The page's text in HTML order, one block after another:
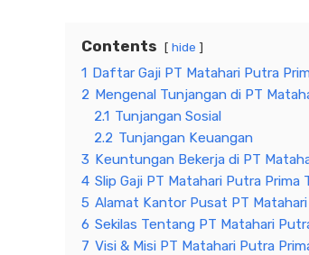
Contents hide
1 Daftar Gaji PT Matahari Putra
2 Mengenal Tunjangan di PT
2.1 Tunjangan Sosial
2.2 Tunjangan Keuangan
3 Keuntungan Bekerja di PT
4 Slip Gaji PT Matahari Putra Prima
5 Alamat Kantor Pusat PT
6 Sekilas Tentang PT Matahari
7 Visi & Misi PT Matahari Putra